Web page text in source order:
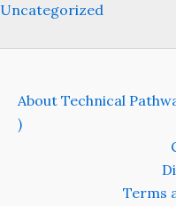
Uncategorized
About Technical
)
Terms